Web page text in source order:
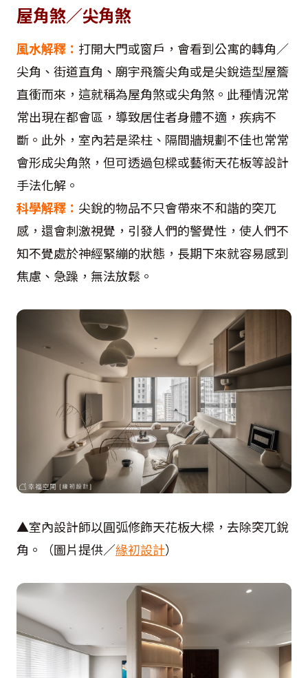
屋角煞／尖角煞
風水解釋： 打開大門或窗戶，會看到公寓的轉角／
尖角、街道直角、廟宇飛簷尖角或是尖銳造型屋簷
直衝而來，這就稱為屋角煞或尖角煞。此種情況常
常出現在都會區，導致居住者身體不適，疾病不
斷。此外，室內若是梁柱、隔間牆規劃不佳也常常
會形成尖角煞，但可透過包樑或藝術天花板等設計
手法化解。
科學解釋： 尖銳的物品不只會帶來不和諧的突兀
感，還會刺激視覺，引發人們的警覺性，使人們不
知不覺處於神經緊繃的狀態，長期下來就容易感到
焦慮、急躁，無法放鬆。
▲室內設計師以圓弧修飾天花板大樑，去除突兀銳
角。（圖片提供／緣初設計）